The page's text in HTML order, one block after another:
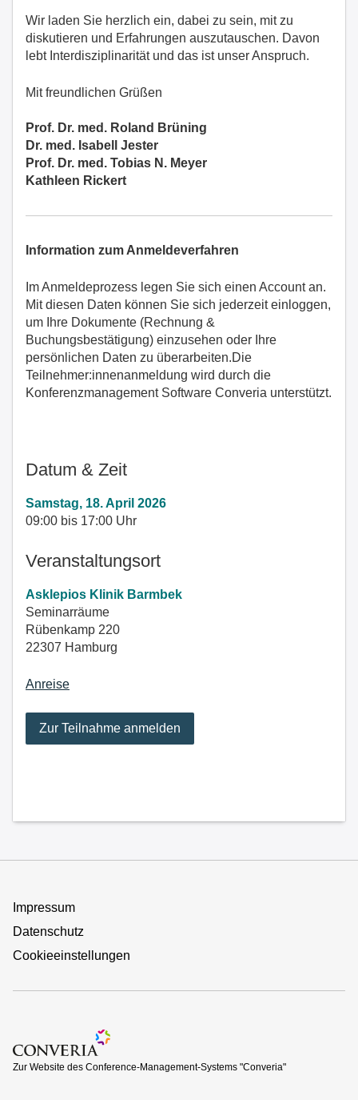
Wir laden Sie herzlich ein, dabei zu sein, mit zu
diskutieren und Erfahrungen auszutauschen. Davon
lebt Interdisziplinarität und das ist unser Anspruch.
Mit freundlichen Grüßen
Prof. Dr. med. Roland Brüning
Dr. med. Isabell Jester
Prof. Dr. med. Tobias N. Meyer
Kathleen Rickert
Information zum Anmeldeverfahren
Im Anmeldeprozess legen Sie sich einen Account an.
Mit diesen Daten können Sie sich jederzeit einloggen,
um Ihre Dokumente (Rechnung &
Buchungsbestätigung) einzusehen oder Ihre
persönlichen Daten zu überarbeiten.Die
Teilnehmer:innenanmeldung wird durch die
Konferenzmanagement Software Converia unterstützt.
Datum & Zeit
Samstag, 18. April 2026
09:00 bis 17:00 Uhr
Veranstaltungsort
Asklepios Klinik Barmbek
Seminarräume
Rübenkamp 220
22307 Hamburg
Anreise
Zur Teilnahme anmelden
Impressum
Datenschutz
Cookieeinstellungen
Zur Website des Conference-Management-Systems
Zur Website des Conference-Management-Systems "Converia"